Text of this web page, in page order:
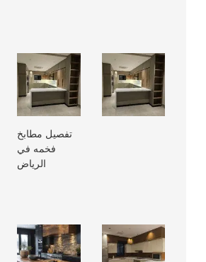
تفصيل مطابخ
فخمه في
الرياض